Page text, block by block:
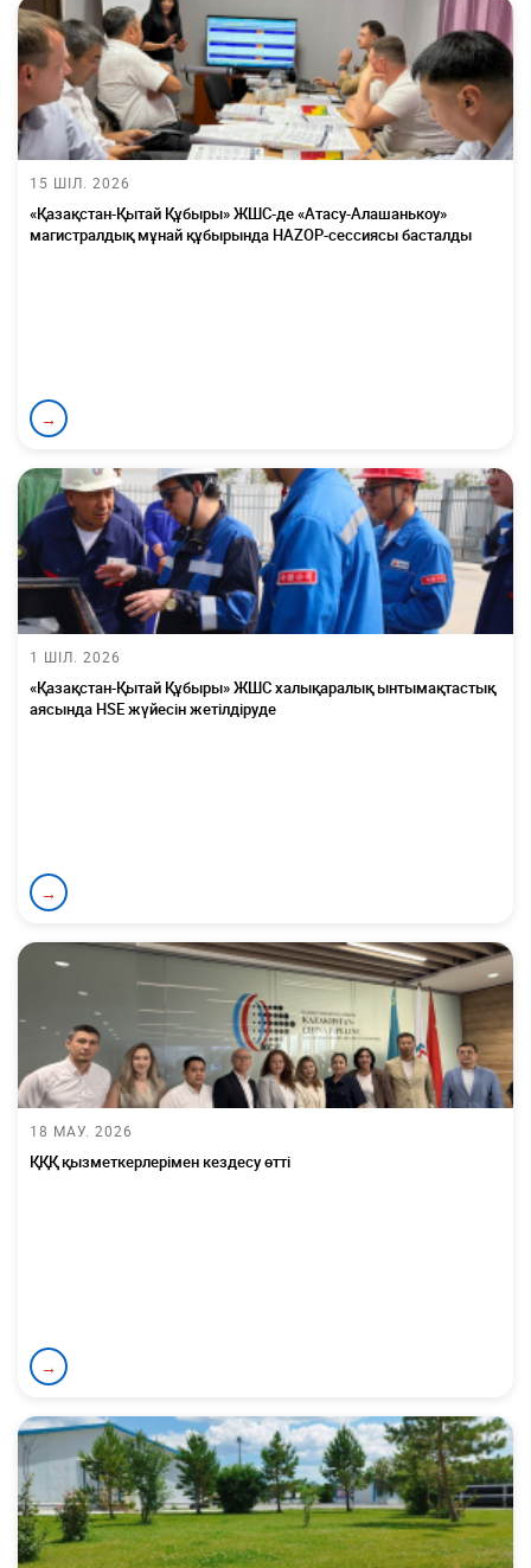
15 ШІЛ. 2026
«Қазақстан-Қытай Құбыры» ЖШС-де «Атасу-Алашанькоу»
магистралдық мұнай құбырында HAZOP-сессиясы басталды
→
1 ШІЛ. 2026
«Қазақстан-Қытай Құбыры» ЖШС халықаралық ынтымақтастық
аясында HSE жүйесін жетілдіруде
→
18 МАУ. 2026
ҚҚҚ қызметкерлерімен кездесу өтті
→